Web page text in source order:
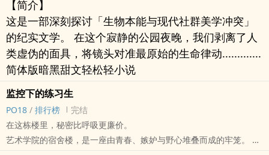
【简介】
这是一部深刻探讨「生物本能与现代社群美学冲突」
的纪实文学。 在这个寂静的公园夜晚，我们剥离了人
类虚伪的面具，将镜头对准最原始的生命律动.............
简体版暗黑甜文轻松轻小说
监控下的练习生
PO18 / 排行榜
完结
在这栋楼里，秘密比呼吸更廉价。
艺术学院的宿舍楼，是一座由青春、嫉妒与野心堆叠而成的牢笼。 每